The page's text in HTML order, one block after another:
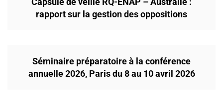
rapport sur la gestion des oppositions
Séminaire préparatoire à la conférence
annuelle 2026, Paris du 8 au 10 avril 2026